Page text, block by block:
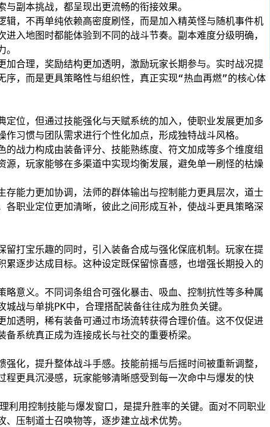
副本挑战，都呈现出更流畅的衔接效果。
，不再单纯依赖高密度刷怪，而是加入精英怪与随机事件机
入地图时都能体验到不同的战斗节奏。副本难度分级明确，
合理，奖励结构更加透明，激励玩家长期参与。实时战况提
序，而是更具策略性与组织性，真正实现“热血再燃”的核心体
位，但通过技能强化与天赋系统的加入，使职业发展更加多
习惯与团队需求进行个性化加点，形成独特战斗风格。
战力构成由装备评分、技能熟练度、符文加成等多个维度组
，玩家能够在多渠道中实现均衡发展，避免单一刷怪的枯燥
存能力更加协调，法师的群体输出与控制能力更具层次，道士
职业定位更加清晰，彼此之间形成互补，使战斗更具策略深
打宝乐趣的同时，引入装备合成与强化保底机制。玩家在提
逐步达成目标。这种设定既保留惊喜感，也增强长期投入的
意义。不同词条组合可强化暴击、吸血、控制抗性等多种属
战与单挑PK中，合理搭配装备往往成为胜负关键。
透明，稀有装备可通过市场流转获得合理价值。这不仅促进
系统真正成为连接成长与社交的重要桥梁。
化，提升整体战斗手感。技能前摇与后摇时间被重新调整，
更具沉浸感，玩家能够清晰感受到每一次命中与爆发的快
利用控制技能与爆发窗口，是提升胜率的关键。面对不同职业
压制道士召唤物等，逐步建立战术优势。